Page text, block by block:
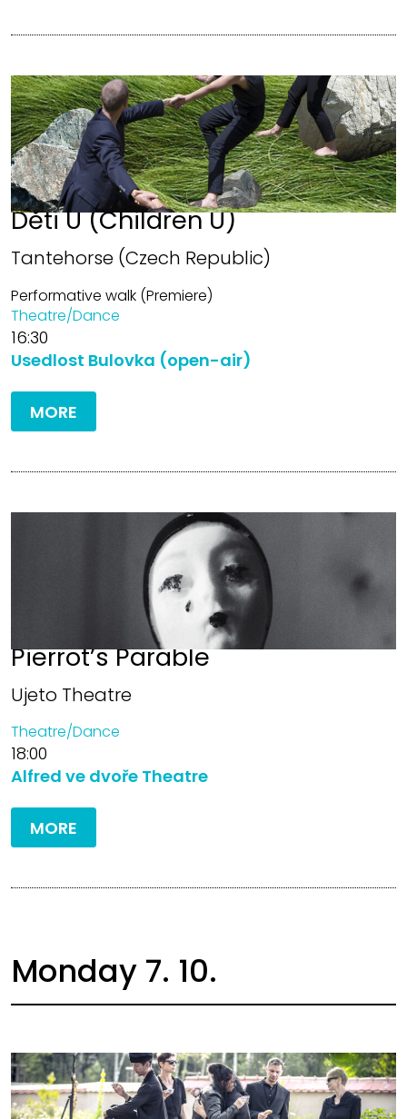
Děti U (Children U)
Tantehorse (Czech Republic)
Performative walk (Premiere)
Theatre/Dance
16:30
Usedlost Bulovka (open-air)
MORE
Pierrot’s Parable
Ujeto Theatre
Theatre/Dance
18:00
Alfred ve dvoře Theatre
MORE
Monday 7. 10.